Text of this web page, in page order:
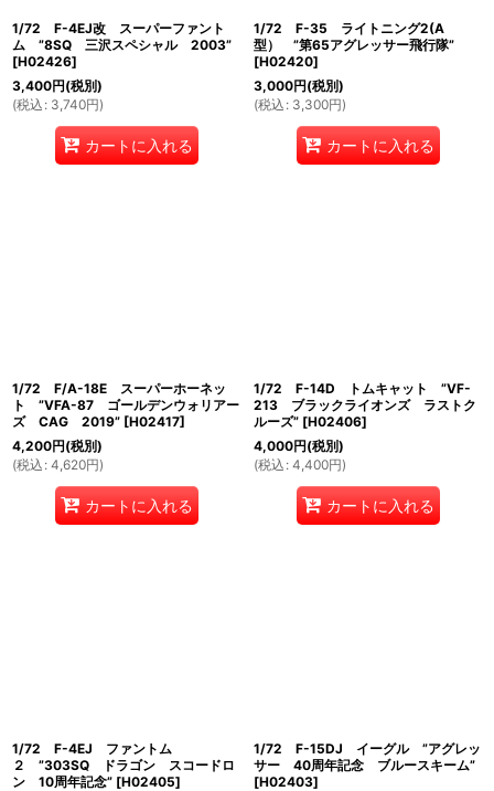
1/72 F-4EJ改 スーパーファント
ム ”8SQ 三沢スペシャル 2003”
[H02426]
3,400円(税別)
(税込 : 3,740円)
カートに入れる
1/72 F-35 ライトニング2(A
型） ”第65アグレッサー飛行隊”
[H02420]
3,000円(税別)
(税込 : 3,300円)
カートに入れる
1/72 F/A-18E スーパーホーネッ
ト ”VFA-87 ゴールデンウォリアー
ズ CAG 2019” [H02417]
4,200円(税別)
(税込 : 4,620円)
カートに入れる
1/72 F-14D トムキャット ”VF-
213 ブラックライオンズ ラストク
ルーズ” [H02406]
4,000円(税別)
(税込 : 4,400円)
カートに入れる
1/72 F-4EJ ファントム
２ ”303SQ ドラゴン スコードロ
ン 10周年記念” [H02405]
1/72 F-15DJ イーグル ”アグレッ
サー 40周年記念 ブルースキーム”
[H02403]